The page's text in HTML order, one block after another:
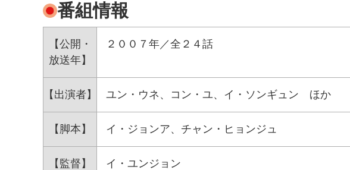
番組情報
【公開・
放送年】
２００７年／全２４話
【出演者】 ユン・ウネ、コン・ユ、イ・ソンギュン ほか
【脚本】 イ・ジョンア、チャン・ヒョンジュ
【監督】 イ・ユンジョン